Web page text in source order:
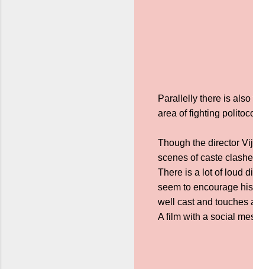
Parallelly there is
area of fighting
Though the director
scenes of caste
There is a lot of loud
seem to encourage
well cast and touches
A film with a social